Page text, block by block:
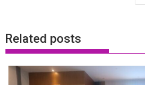
Related posts